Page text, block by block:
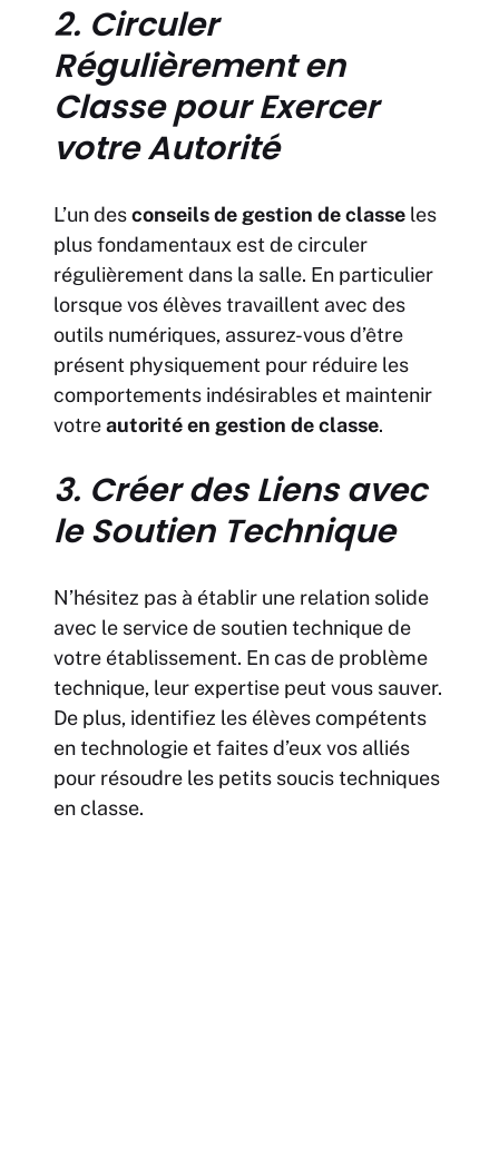
2. Circuler
Régulièrement en
Classe pour Exercer
votre Autorité
L’un desconseils de gestion de classe les
plus fondamentaux est de circuler
régulièrement dans la salle. En particulier
lorsque vos élèves travaillent avec des
outils numériques, assurez-vous d’être
présent physiquement pour réduire les
comportements indésirables et maintenir
votreautorité en gestion de classe.
3. Créer des Liens avec
le Soutien Technique
N’hésitez pas à établir une relation solide
avec le service de soutien technique de
votre établissement. En cas de problème
technique, leur expertise peut vous sauver.
De plus, identifiez les élèves compétents
en technologie et faites d’eux vos alliés
pour résoudre les petits soucis techniques
en classe.